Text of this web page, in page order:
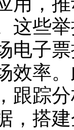
这些
电子
效率
跟踪
，搭